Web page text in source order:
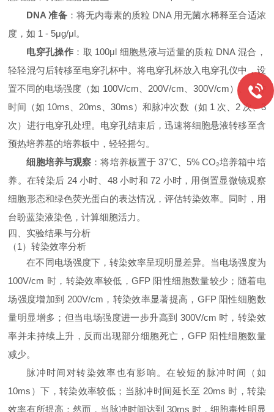
DNA 准备：将无内毒素的质粒 DNA 用无菌水稀释至合适浓
度，如 1 - 5μg/μl。
电穿孔操作 ：取 100μl 细胞悬液与适量的质粒 DNA 混合，
轻轻混匀后转移至电穿孔杯中。将电穿孔杯放入电穿孔仪中，设
置不同的电场强度（如 100V/cm、200V/cm、300V/cm）、脉冲
时间（如 10ms、20ms、30ms）和脉冲次数（如 1 次、2 次、3
次）进行电穿孔处理。电穿孔结束后，迅速将细胞悬液转移至含
预热培养基的培养板中，轻轻摇匀。
细胞培养与观察 ：将培养板置于 37℃、5% CO₂培养箱中培
养。在转染后 24 小时、48 小时和 72 小时，用倒置显微镜观察
细胞形态和绿色荧光蛋白的表达情况，评估转染效率。同时，用
台盼蓝染液染色，计算细胞活力。
四、实验结果与分析
（1）转染效率分析
在不同电场强度下，转染效率呈现明显差异。当电场强度为
100V/cm 时，转染效率较低，GFP 阳性细胞数量较少；随着电
场强度增加到 200V/cm，转染效率显著提高，GFP 阳性细胞数
量明显增多；但当电场强度进一步升高到 300V/cm 时，转染效
率并未持续上升，反而出现部分细胞死亡，GFP 阳性细胞数量
减少。
脉冲时间对转染效率也有影响。在较短的脉冲时间（如
10ms）下，转染效率较低；当脉冲时间延长至 20ms 时，转染
效率有所提高；然而，当脉冲时间达到 30ms 时，细胞毒性明显